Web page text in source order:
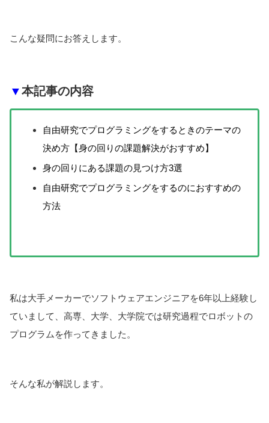
こんな疑問にお答えします。
▼本記事の内容
自由研究でプログラミングをするときのテーマの
決め方【身の回りの課題解決がおすすめ】
身の回りにある課題の見つけ方3選
自由研究でプログラミングをするのにおすすめの
方法
私は大手メーカーでソフトウェアエンジニアを6年以上経験し
ていまして、高専、大学、大学院では研究過程でロボットの
プログラムを作ってきました。
そんな私が解説します。